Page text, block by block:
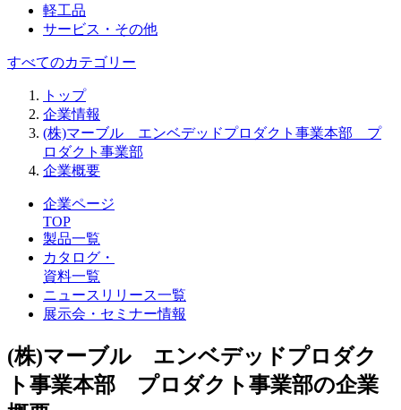
軽工品
サービス・その他
すべてのカテゴリー
トップ
企業情報
(株)マーブル エンベデッドプロダクト事業本部 プ
ロダクト事業部
企業概要
企業ページ
TOP
製品一覧
カタログ・
資料一覧
ニュースリリース一覧
展示会・セミナー情報
(株)マーブル エンベデッドプロダク
ト事業本部 プロダクト事業部の企業